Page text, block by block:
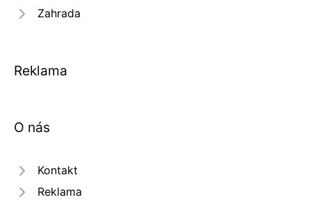
Zahrada
Reklama
O nás
Kontakt
Reklama